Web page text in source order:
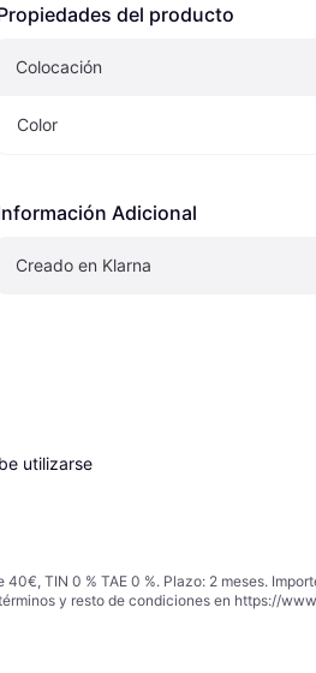
del producto
Colocación
Color
Adicional
Creado en Klarna
utilizarse
TIN 0 % TAE 0 %. Plazo: 2 meses.
y resto de condiciones en https://